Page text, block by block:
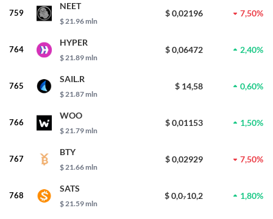
759
NEET
$ 21.96 mln
$ 0,02196 7,50%
764
HYPER
$ 21.89 mln
$ 0,06472 2,40%
765
SAIL.R
$ 21.87 mln
$ 14,58 0,60%
766
WOO
$ 21.79 mln
$ 0,01153 1,50%
767
BTY
$ 21.66 mln
$ 0,02929 7,50%
768
SATS
$ 21.59 mln
$ 0,0₇10,2 1,80%